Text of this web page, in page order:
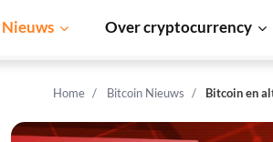
Nieuws Over cryptocurrency
Home Bitcoin Nieuws Bitcoin en